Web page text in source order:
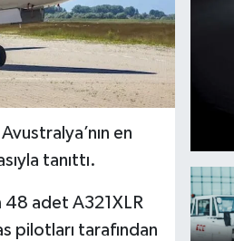
en
tanıttı.
48 adet A321XLR
pilotları tarafından